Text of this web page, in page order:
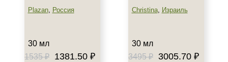
Plazan, Россия
30 мл
1535 ₽
1381.50 ₽
Christina, Израиль
30 мл
3495 ₽
3005.70 ₽